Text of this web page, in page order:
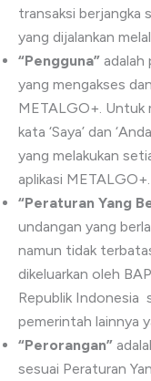
transaksi berjangka
yang dijalankan
“Pengguna” adalah
yang mengakses
METALGO+. Untuk
kata ‘Saya’ dan
yang melakukan
aplikasi METALGO+.
“Peraturan Yang
undangan yang
namun tidak
dikeluarkan oleh
Republik Indonesia
pemerintah lainnya
“Perorangan”
sesuai Peraturan